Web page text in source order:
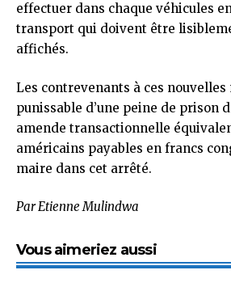
effectuer dans chaque véhicules
transport qui doivent être
affichés.
Les contrevenants à ces nouvelles
punissable d’une peine de prison
amende transactionnelle
américains payables en francs
maire dans cet arrêté.
Par Etienne Mulindwa
Vous aimeriez aussi